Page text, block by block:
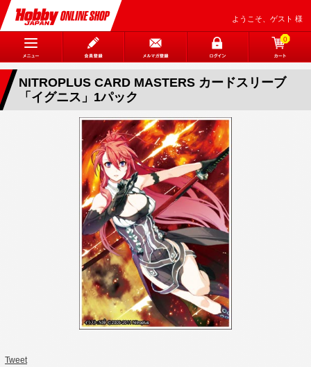
ようこそ、ゲスト 様
0
NITROPLUS CARD MASTERS カードスリーブ
「イグニス」1パック
Tweet